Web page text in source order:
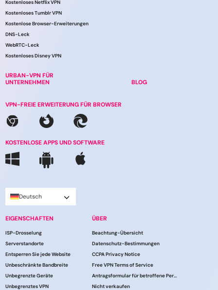
Kostenloses Netflix VPN
Kostenloses Tumblr VPN
Kostenlose Browser-Erweiterungen
DNS-Leck
WebRTC-Leck
Kostenloses Disney VPN
URBAN-VPN FÜR
UNTERNEHMEN
BLOG
VPN-FREIE ERWEITERUNG FÜR BROWSER
KOSTENLOSE APPS UND SOFTWARE
Deutsch
EIGENSCHAFTEN
ISP-Drosselung
Serverstandorte
Entsperren Sie jede Website
Unbeschränkte Bandbreite
Unbegrenzte Geräte
Unbegrenztes VPN
ÜBER
Beachtung-Übersicht
Datenschutz-Bestimmungen
CCPA Privacy Notice
Free VPN Terms of Service
Antragsformular für betroffene Personen
Nicht verkaufen